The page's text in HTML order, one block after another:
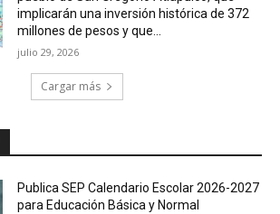
implicarán una inversión histórica de 372
millones de pesos y que...
julio 29, 2026
Cargar más
Publica SEP Calendario Escolar 2026-2027
para Educación Básica y Normal